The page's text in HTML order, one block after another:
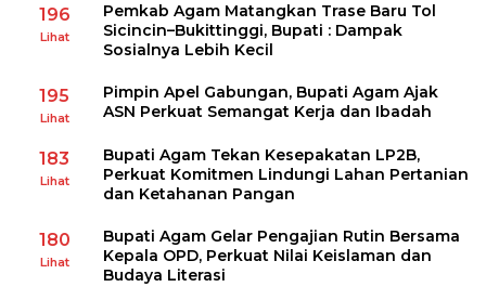
196
Lihat
Pemkab Agam Matangkan Trase Baru Tol
Sicincin–Bukittinggi, Bupati : Dampak
Sosialnya Lebih Kecil
195
Lihat
Pimpin Apel Gabungan, Bupati Agam Ajak
ASN Perkuat Semangat Kerja dan Ibadah
183
Lihat
Bupati Agam Tekan Kesepakatan LP2B,
Perkuat Komitmen Lindungi Lahan Pertanian
dan Ketahanan Pangan
180
Lihat
Bupati Agam Gelar Pengajian Rutin Bersama
Kepala OPD, Perkuat Nilai Keislaman dan
Budaya Literasi